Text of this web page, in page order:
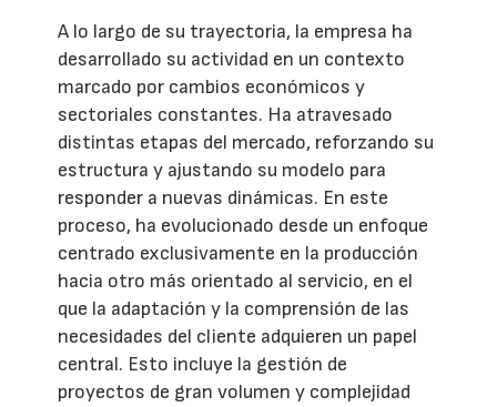
A lo largo de su trayectoria, la empresa ha
desarrollado su actividad en un contexto
marcado por cambios económicos y
sectoriales constantes. Ha atravesado
distintas etapas del mercado, reforzando su
estructura y ajustando su modelo para
responder a nuevas dinámicas. En este
proceso, ha evolucionado desde un enfoque
centrado exclusivamente en la producción
hacia otro más orientado al servicio, en el
que la adaptación y la comprensión de las
necesidades del cliente adquieren un papel
central. Esto incluye la gestión de
proyectos de gran volumen y complejidad